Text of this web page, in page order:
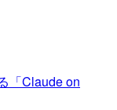
「Claude on